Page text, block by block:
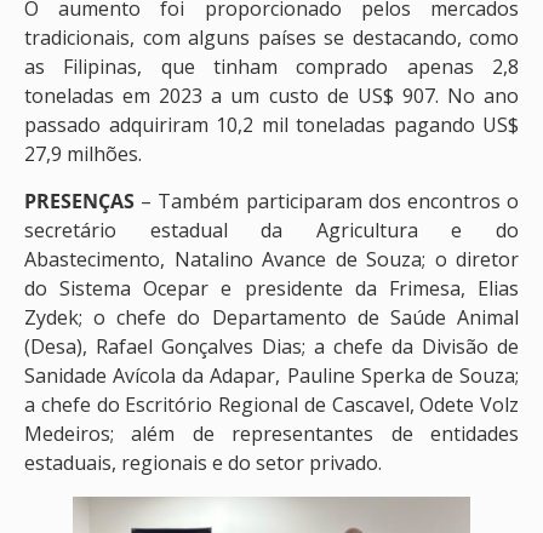
O aumento foi proporcionado pelos mercados
tradicionais, com alguns países se destacando, como
as Filipinas, que tinham comprado apenas 2,8
toneladas em 2023 a um custo de US$ 907. No ano
passado adquiriram 10,2 mil toneladas pagando US$
27,9 milhões.
PRESENÇAS – Também participaram dos encontros o
secretário estadual da Agricultura e do
Abastecimento, Natalino Avance de Souza; o diretor
do Sistema Ocepar e presidente da Frimesa, Elias
Zydek; o chefe do Departamento de Saúde Animal
(Desa), Rafael Gonçalves Dias; a chefe da Divisão de
Sanidade Avícola da Adapar, Pauline Sperka de Souza;
a chefe do Escritório Regional de Cascavel, Odete Volz
Medeiros; além de representantes de entidades
estaduais, regionais e do setor privado.